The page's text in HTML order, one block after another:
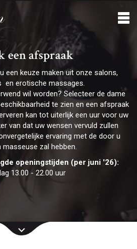
een afspraak
een keuze maken uit onze salons,
en erotische massages.
wil worden? Selecteer de dame
te zien en een afspraak
kan tot uiterlijk een uur voor uw
van dat uw wensen vervuld zullen
ervaring met de door u
masseuse zal hebben.
openingstijden (per juni '26):
13.00 - 22.00 uur